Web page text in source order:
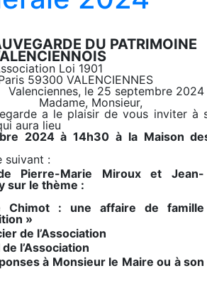
DU PATRIMOINE
Loi 1901
59300 VALENCIENNES
Valenciennes, le 25 septembre 2024
Madame, Monsieur,
a le plaisir de vous inviter à
aura lieu
2024à 14h30 à la Maison de
suivant :
Pierre-Marie Miroux et Jean-
sur le thème :
Chimot : une affaire de famille
»
de l’Association
l’Association
à Monsieur le Maire ou à son